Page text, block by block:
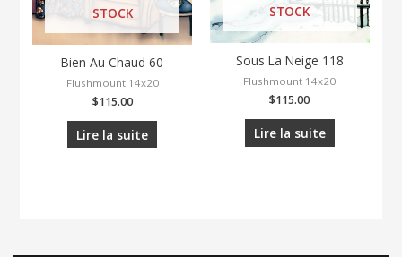
STOCK
Bien Au Chaud 60
Flushmount 14x20
$115.00
Lire la suite
STOCK
Sous La Neige 118
Flushmount 14x20
$115.00
Lire la suite